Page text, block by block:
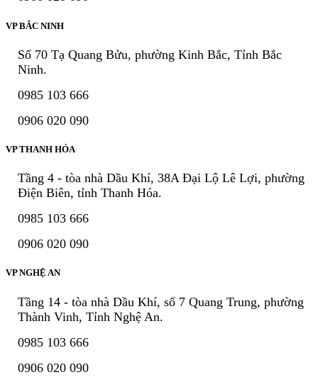
VP BẮC NINH
Số 70 Tạ Quang Bửu, phường Kinh Bắc, Tỉnh Bắc
Ninh.
0985 103 666
0906 020 090
VP THANH HÓA
Tầng 4 - tòa nhà Dầu Khí, 38A Đại Lộ Lê Lợi, phường
Điện Biên, tỉnh Thanh Hóa.
0985 103 666
0906 020 090
VP NGHỆ AN
Tầng 14 - tòa nhà Dầu Khí, số 7 Quang Trung, phường
Thành Vinh, Tỉnh Nghệ An.
0985 103 666
0906 020 090